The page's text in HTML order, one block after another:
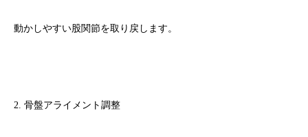
動かしやすい股関節を取り戻します。
2. 骨盤アライメント調整